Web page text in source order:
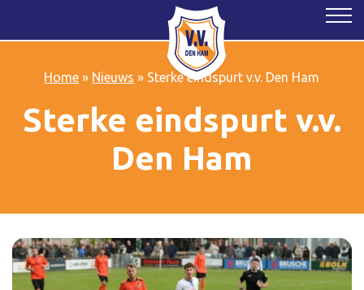
Home » Nieuws » Sterke eindspurt v.v. Den Ham
Sterke eindspurt v.v.
Den Ham